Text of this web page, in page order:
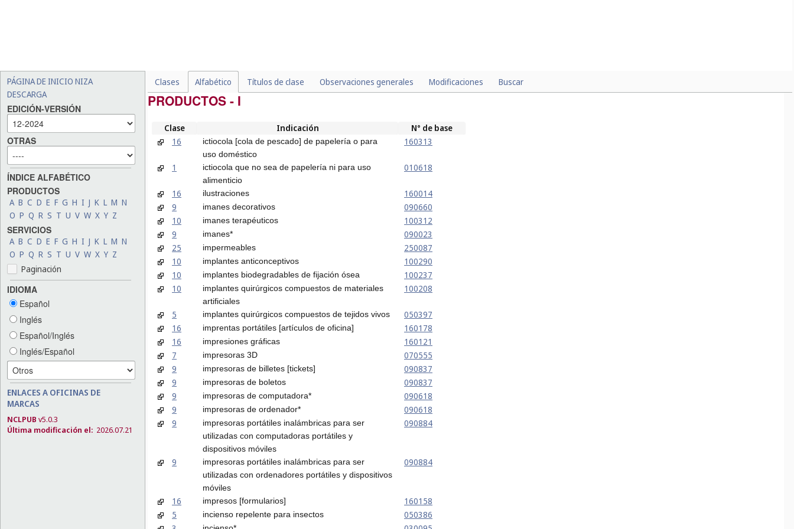
PÁGINA DE INICIO NIZA
DESCARGA
EDICIÓN-VERSIÓN
OTRAS
ÍNDICE ALFABÉTICO
PRODUCTOS
A B C D E F G H I J K L M N
O P Q R S T U V W X Y Z
SERVICIOS
A B C D E F G H I J K L M N
O P Q R S T U V W X Y Z
Paginación
IDIOMA
Español
Inglés
Español/Inglés
Inglés/Español
ENLACES A OFICINAS DE
MARCAS
NCLPUB v5.0.3
Última modificación el: 2026.07.21
Clases Alfabético Títulos de clase Observaciones generales Modificaciones Buscar
PRODUCTOS - I
Clase Indicación
N° de base
16
ictiocola [cola de pescado] de papelería o para
uso doméstico
160313
1
ictiocola que no sea de papelería ni para uso
alimenticio
010618
16 ilustraciones
160014
9
imanes decorativos
090660
10
imanes terapéuticos
100312
9
imanes*
090023
25
impermeables
250087
10
implantes anticonceptivos
100290
10
implantes biodegradables de fijación ósea
100237
10
implantes quirúrgicos compuestos de materiales
artificiales
100208
5 implantes quirúrgicos compuestos de tejidos vivos
050397
16
imprentas portátiles [artículos de oficina]
160178
16
impresiones gráficas
160121
7
impresoras 3D
070555
9
impresoras de billetes [tickets]
090837
9
impresoras de boletos
090837
9
impresoras de computadora*
090618
9
impresoras de ordenador*
090618
9
impresoras portátiles inalámbricas para ser
utilizadas con computadoras portátiles y
dispositivos móviles
090884
9
impresoras portátiles inalámbricas para ser
utilizadas con ordenadores portátiles y dispositivos
móviles
090884
16 impresos [formularios]
160158
5
incienso repelente para insectos
050386